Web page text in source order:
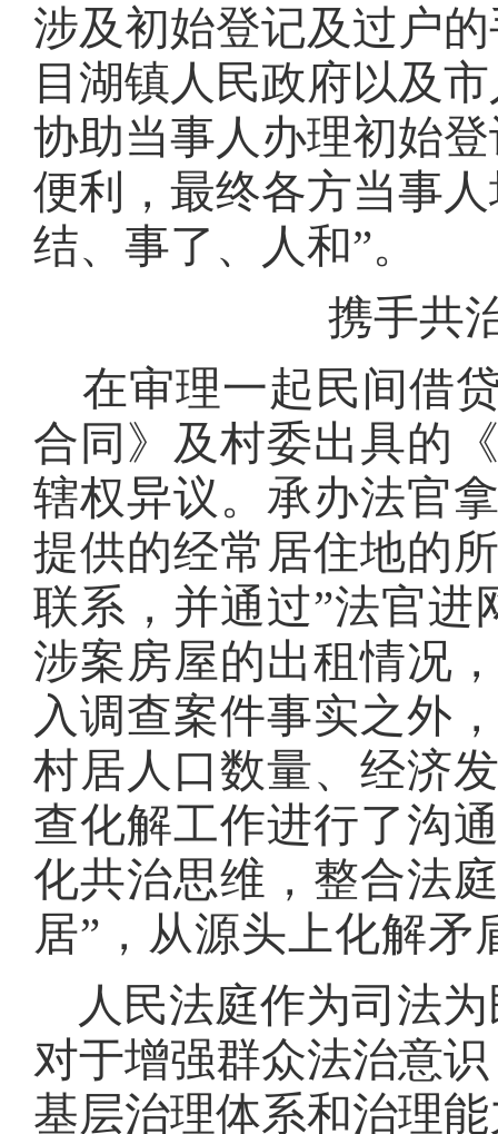
涉及初始登记及过户
目湖镇人民政府以及
协助当事人办理初始
便利，最终各方当事
结、事了、人和”。
携手共
在审理一起民间借
合同》及村委出具的
辖权异议。承办法官
提供的经常居住地的
联系，并通过”法官进
涉案房屋的出租情况
入调查案件事实之外
村居人口数量、经济
查化解工作进行了沟
化共治思维，整合法
居”，从源头上化解
人民法庭作为司法
对于增强群众法治意
基层治理体系和治理